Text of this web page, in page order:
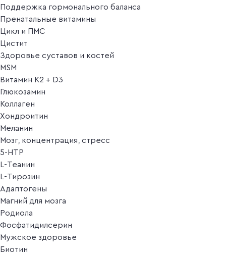
Поддержка гормонального баланса
Пренатальные витамины
Цикл и ПМС
Цистит
Здоровье суставов и костей
MSM
Витамин K2 + D3
Глюкозамин
Коллаген
Хондроитин
Меланин
Мозг, концентрация, стресс
5-HTP
L-Теанин
L-Тирозин
Адаптогены
Магний для мозга
Родиола
Фосфатидилсерин
Мужское здоровье
Биотин